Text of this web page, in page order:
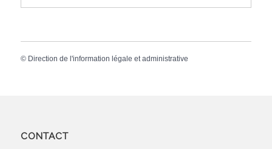
© Direction de l'information légale et administrative
CONTACT